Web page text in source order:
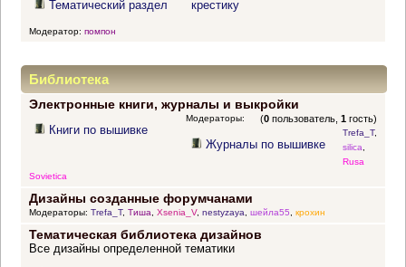
Тематический раздел крестику
Модератор: помпон
Библиотека
Электронные книги, журналы и выкройки
(0 пользователь,1 гость)
Книги по вышивке
Журналы по вышивке
Модераторы:
Trefa_T,
silica,
Rusa
Sovietica
Дизайны созданные форумчанами
Модераторы: Trefa_T, Тиша, Xsenia_V, nestyzaya, шейла55, крохин
Тематическая библиотека дизайнов
Все дизайны определенной тематики